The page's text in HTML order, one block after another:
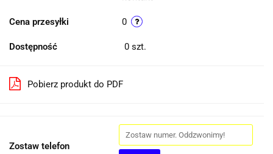
Cena przesyłki 0
Dostępność 0 szt.
Pobierz produkt do PDF
Zostaw telefon